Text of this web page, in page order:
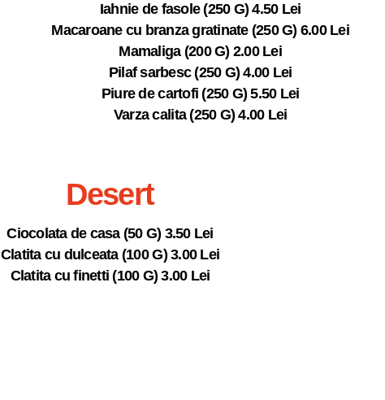
Iahnie de fasole (250 G) 4.50 Lei
Macaroane cu branza gratinate (250 G) 6.00 Lei
Mamaliga (200 G) 2.00 Lei
Pilaf sarbesc (250 G) 4.00 Lei
Piure de cartofi (250 G) 5.50 Lei
Varza calita (250 G) 4.00 Lei
Desert
Ciocolata de casa (50 G) 3.50 Lei
Clatita cu dulceata (100 G) 3.00 Lei
Clatita cu finetti (100 G) 3.00 Lei